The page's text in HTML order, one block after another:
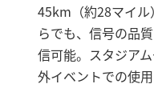
45km（約28マイ
らでも、信号の品
信可能。スタジア
外イベントでの使